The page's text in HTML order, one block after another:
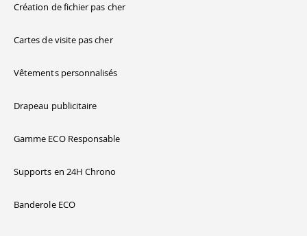
Création de fichier pas cher
Cartes de visite pas cher
Vêtements personnalisés
Drapeau publicitaire
Gamme ECO Responsable
Supports en 24H Chrono
Banderole ECO